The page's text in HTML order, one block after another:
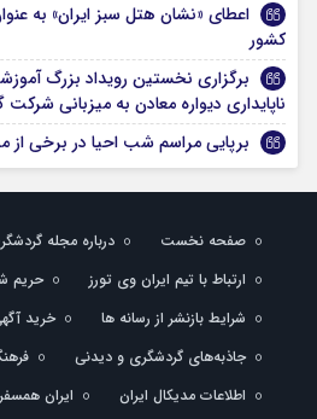
اعطای «نشان هتل سبز ایران» به
کشور
برگزاری نخستین رویداد بزرگ
ناپایداری دیواره معادن به میزبانی شرکت
برپایی مراسم شب احیا در برخی از
صفحه نخست
درباره مجله
ارتباط با تیم ایران وی تورز
حریم
شرایط بازنشر از رسانه ها
خرید
جاذبه‌های گردشگری و دیدنی
اطلاعات مدیکال ایران
ایران همسفر